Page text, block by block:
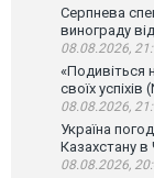
Серпнева
винограду
08.08.2026,
«Подивіться
своїх успіхів
08.08.2026,
Україна
Казахстану
08.08.2026,